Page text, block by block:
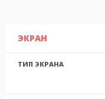
ЭКРАН
ТИП ЭКРАНА